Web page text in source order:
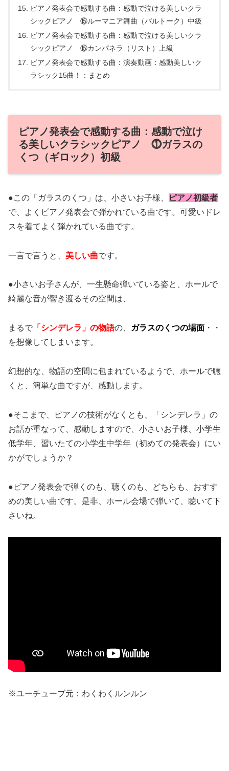
ピアノ発表会で感動する曲：感動で泣ける美しいクラ
シックピアノ ⑮ルーマニア舞曲（バルトーク）中級
ピアノ発表会で感動する曲：感動で泣ける美しいクラ
シックピアノ ⑮カンパネラ（リスト）上級
ピアノ発表会で感動する曲：演奏動画：感動美しいク
ラシック15曲！：まとめ
ピアノ発表会で感動する曲：感動で泣け
る美しいクラシックピアノ ⓵ガラスの
くつ（ギロック）初級
●この「ガラスのくつ」は、小さいお子様、
ピアノ初級者
で、よくピアノ発表会で弾かれている曲です。可愛いドレ
スを着てよく弾かれている曲です。
一言で言うと、 美しい曲です。
●小さいお子さんが、一生懸命弾いている姿と、ホールで
綺麗な音が響き渡るその空間は、
まるで 「シンデレラ」の物語の、 ガラスのくつの場面 ・・
を想像してしまいます。
幻想的な、物語の空間に包まれているようで、ホールで聴
くと、簡単な曲ですが、感動します。
●そこまで、ピアノの技術がなくとも、「シンデレラ」の
お話が重なって、感動しますので、小さいお子様、小学生
低学年、習いたての小学生中学年（初めての発表会）にい
かがでしょうか？
●ピアノ発表会で弾くのも、聴くのも、どちらも、おすす
めの美しい曲です。是非、ホール会場で弾いて、聴いて下
さいね。
※ユーチューブ元：わくわくルンルン